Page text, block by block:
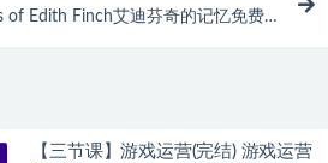
of Edith Finch艾迪芬奇的记忆免费
【三节课】游戏运营(完结) 游戏运营